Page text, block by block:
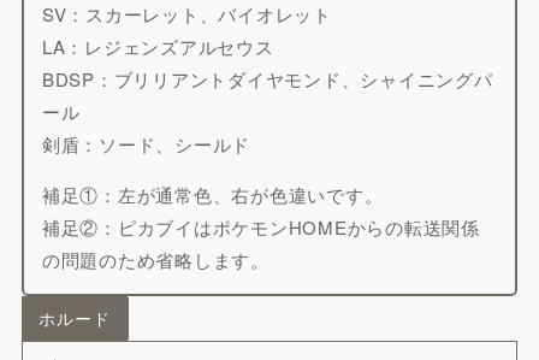
SV：スカーレット、バイオレット
LA：レジェンズアルセウス
BDSP：ブリリアントダイヤモンド、シャイニングパ
ール
剣盾：ソード、シールド
補足①：左が通常色、右が色違いです。
補足②：ピカブイはポケモンHOMEからの転送関係
の問題のため省略します。
ホルード